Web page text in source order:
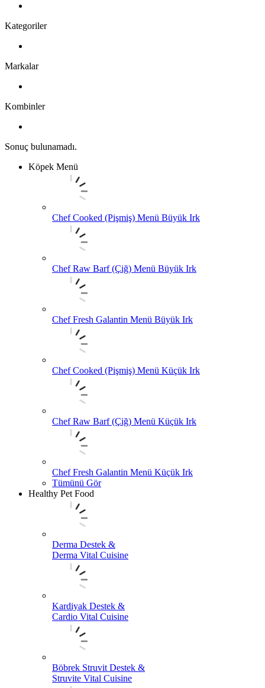
Kategoriler
Markalar
Kombinler
Sonuç bulunamadı.
Köpek Menü
Chef Cooked (Pişmiş) Menü Büyük Irk
Chef Raw Barf (Çiğ) Menü Büyük Irk
Chef Fresh Galantin Menü Büyük Irk
Chef Cooked (Pişmiş) Menü Küçük Irk
Chef Raw Barf (Çiğ) Menü Küçük Irk
Chef Fresh Galantin Menü Küçük Irk
Tümünü Gör
Healthy Pet Food
Derma Destek &
Derma Vital Cuisine
Kardiyak Destek &
Cardio Vital Cuisine
Böbrek Struvit Destek &
Struvite Vital Cuisine